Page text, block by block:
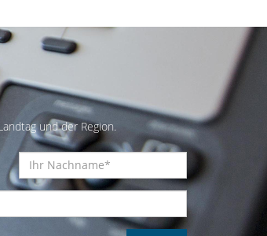
und der Region.